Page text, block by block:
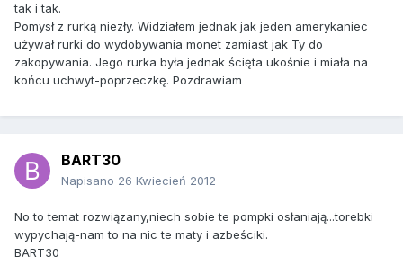
tak i tak.
Pomysł z rurką niezły. Widziałem jednak jak jeden amerykaniec
używał rurki do wydobywania monet zamiast jak Ty do
zakopywania. Jego rurka była jednak ścięta ukośnie i miała na
końcu uchwyt-poprzeczkę. Pozdrawiam
BART30
Napisano 26 Kwiecień 2012
No to temat rozwiązany,niech sobie te pompki osłaniają...torebki
wypychają-nam to na nic te maty i azbeściki.
BART30